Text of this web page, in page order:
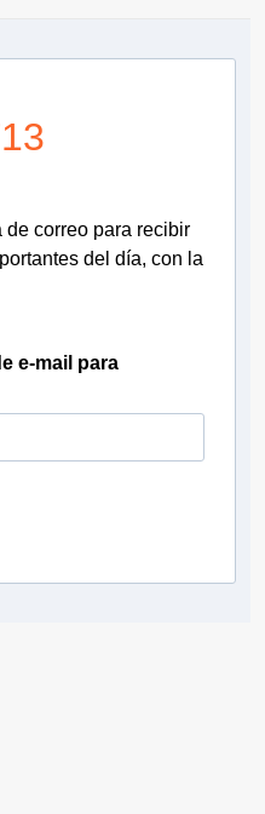
de correo para recibir
del día, con la
e-mail para